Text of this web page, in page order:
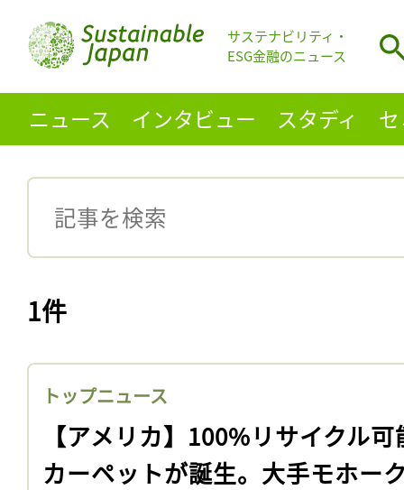
サステナビリティ・
ESG金融のニュース
ニュース インタビュー スタディ
1件
トップニュース
【アメリカ】100%リサイクル可
カーペットが誕生。大手モホー